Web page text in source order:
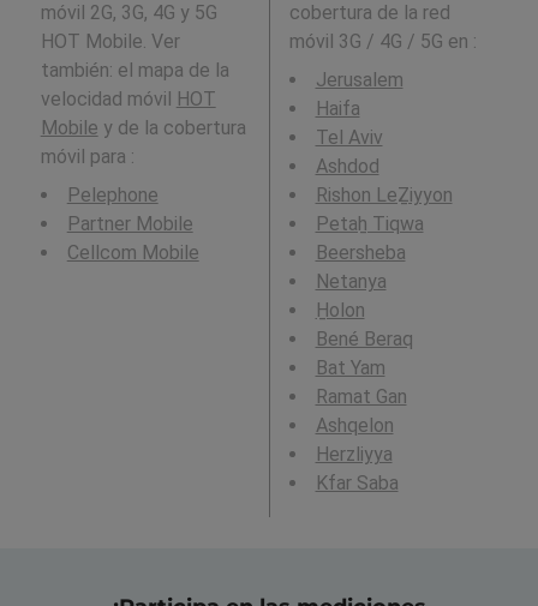
móvil 2G, 3G, 4G y 5G
HOT Mobile. Ver
también: el mapa de la
velocidad móvil HOT
Mobile y de la cobertura
móvil para :
Pelephone
Partner Mobile
Cellcom Mobile
cobertura de la red
móvil 3G / 4G / 5G en :
Jerusalem
Haifa
Tel Aviv
Ashdod
Rishon LeẔiyyon
Petaẖ Tiqwa
Beersheba
Netanya
H̱olon
Bené Beraq
Bat Yam
Ramat Gan
Ashqelon
Herzliyya
Kfar Saba